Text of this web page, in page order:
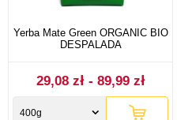
Yerba Mate Green ORGANIC BIO
DESPALADA
29,08 zł - 89,99 zł
400g